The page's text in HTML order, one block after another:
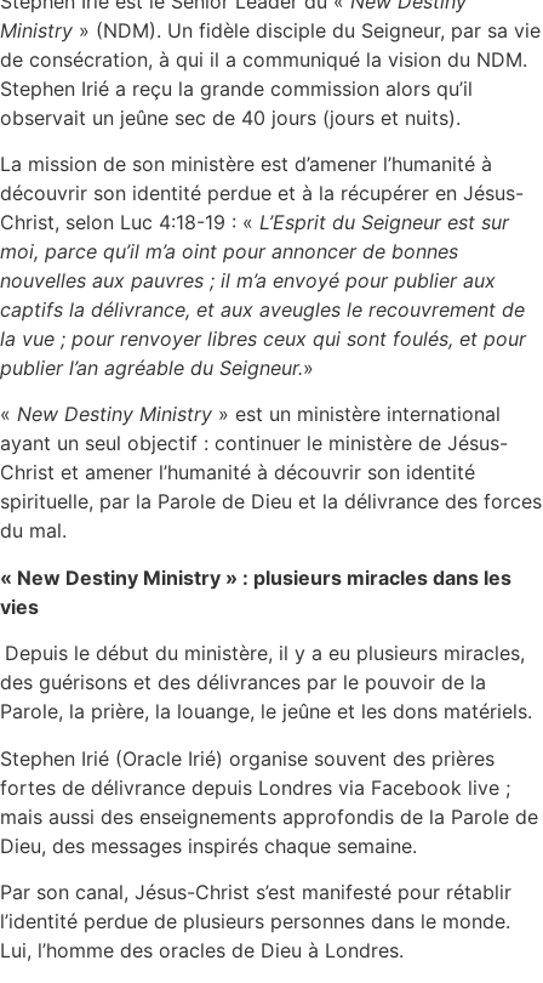
Ministry » (NDM). Un fidèle disciple du Seigneur, par sa vie
de consécration, à qui il a communiqué la vision du NDM.
Stephen Irié a reçu la grande commission alors qu’il
observait un jeûne sec de 40 jours (jours et nuits).
La mission de son ministère est d’amener l’humanité à
découvrir son identité perdue et à la récupérer en Jésus-
Christ, selon Luc 4:18-19 : « L’Esprit du Seigneur est sur
moi, parce qu’il m’a oint pour annoncer de bonnes
nouvelles aux pauvres ; il m’a envoyé pour publier aux
captifs la délivrance, et aux aveugles le recouvrement de
la vue ; pour renvoyer libres ceux qui sont foulés, et pour
publier l’an agréable du Seigneur.»
« New Destiny Ministry » est un ministère international
ayant un seul objectif : continuer le ministère de Jésus-
Christ et amener l’humanité à découvrir son identité
spirituelle, par la Parole de Dieu et la délivrance des forces
du mal.
« New Destiny Ministry » : plusieurs miracles dans les
vies
Depuis le début du ministère, il y a eu plusieurs miracles,
des guérisons et des délivrances par le pouvoir de la
Parole, la prière, la louange, le jeûne et les dons matériels.
Stephen Irié (Oracle Irié) organise souvent des prières
fortes de délivrance depuis Londres via Facebook live ;
mais aussi des enseignements approfondis de la Parole de
Dieu, des messages inspirés chaque semaine.
Par son canal, Jésus-Christ s’est manifesté pour rétablir
l’identité perdue de plusieurs personnes dans le monde.
Lui, l’homme des oracles de Dieu à Londres.